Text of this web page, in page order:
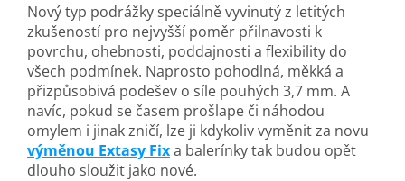
Nový typ podrážky speciálně vyvinutý z letitých
zkušeností pro nejvyšší poměr přilnavosti k
povrchu, ohebnosti, poddajnosti a flexibility do
všech podmínek. Naprosto pohodlná, měkká a
přizpůsobivá podešev o síle pouhých 3,7 mm. A
navíc, pokud se časem prošlape či náhodou
omylem i jinak zničí, lze ji kdykoliv vyměnit za novu
výměnou Extasy Fixa balerínky tak budou opět
dlouho sloužit jako nové.